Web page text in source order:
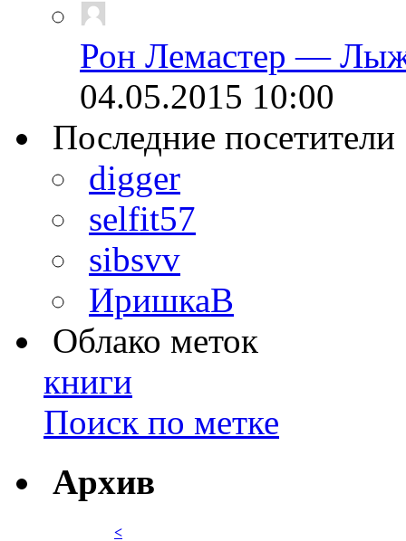
Рон Лемастер —
04.05.2015 10:00
Последние посетители
digger
selfit57
sibsvv
ИришкаВ
Облако меток
книги
Поиск по метке
Архив
<